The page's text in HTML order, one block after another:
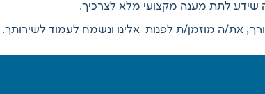
שידע לתת מענה מקצועי מלא לצרכיך.
את/ה מוזמן/ת לפנות אלינו ונשמח לעמוד לשירותך.